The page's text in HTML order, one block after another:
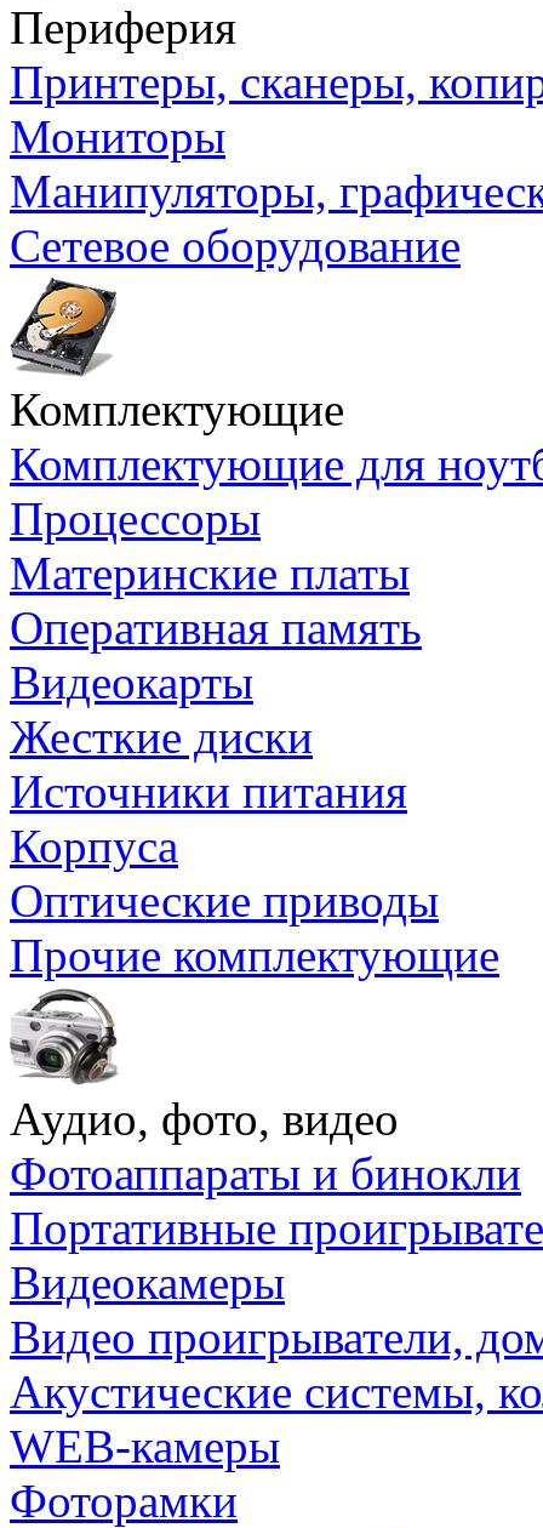
Периферия
Принтеры, сканеры,
Мониторы
Манипуляторы,
Сетевое оборудование
Комплектующие
Комплектующие для
Процессоры
Материнские платы
Оперативная память
Видеокарты
Жесткие диски
Источники питания
Корпуса
Оптические приводы
Прочие комплектующие
Аудио, фото, видео
Фотоаппараты и бинокли
Портативные
Видеокамеры
Видео проигрыватели,
Акустические системы,
WEB-камеры
Фоторамки